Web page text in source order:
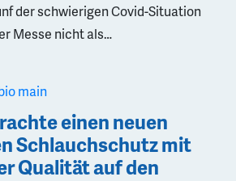
der schwierigen Covid-Situation
Messe nicht als…
einen neuen
Schlauchschutz mit
Qualität auf den